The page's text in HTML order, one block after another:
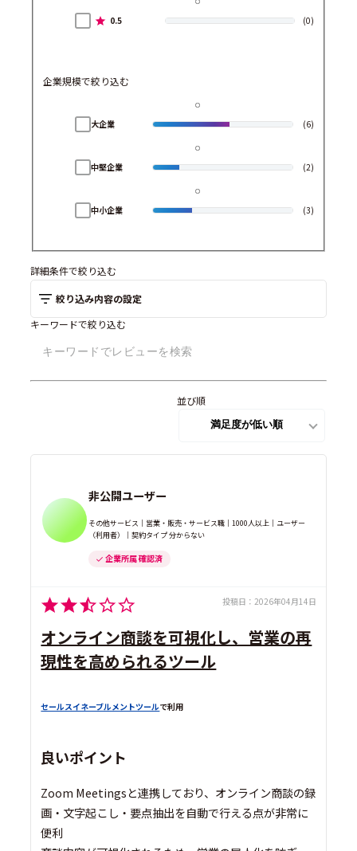
0.5 (0)
企業規模で絞り込む
大企業 (6)
中堅企業 (2)
中小企業 (3)
詳細条件で絞り込む
絞り込み内容の設定
キーワードで絞り込む
並び順
非公開ユーザー
その他サービス｜営業・販売・サービス職｜1000人以上｜ユーザー
（利用者）｜契約タイプ 分からない
企業所属 確認済
投稿日： 2026年04月14日
オンライン商談を可視化し、営業の再
現性を高められるツール
セールスイネーブルメントツールで利用
良いポイント
Zoom Meetingsと連携しており、オンライン商談の録
画・文字起こし・要点抽出を自動で行える点が非常に
便利